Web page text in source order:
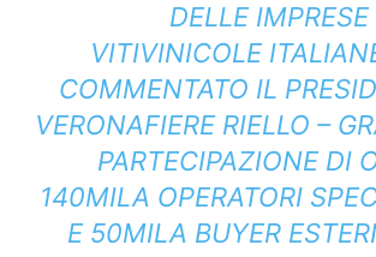
DELLE IMPRESE
VITIVINICOLE
COMMENTATO IL
VERONAFIERE RIELLO –
PARTECIPAZIONE DI
140MILA OPERATORI
E 50MILA BUYER